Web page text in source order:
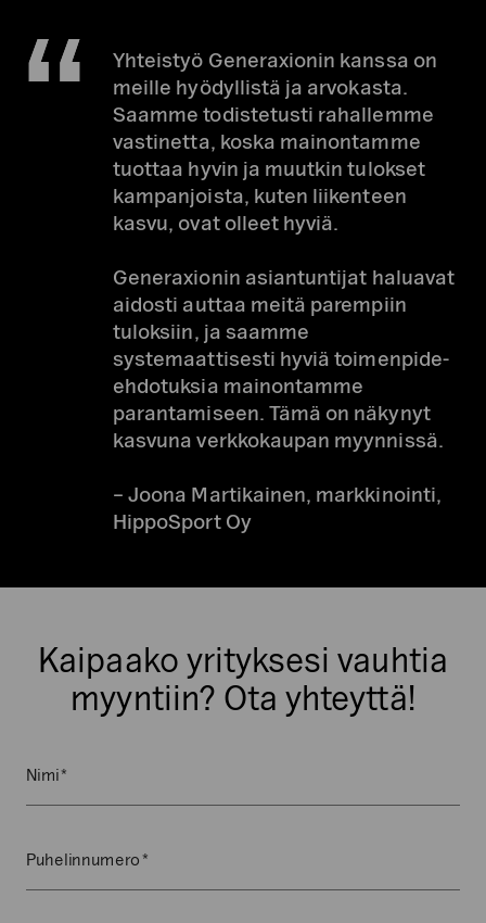
Yhteistyö Generaxionin kanssa on
meille hyödyllistä ja arvokasta.
Saamme todistetusti rahallemme
vastinetta, koska mainontamme
tuottaa hyvin ja muutkin tulokset
kampanjoista, kuten liikenteen
kasvu, ovat olleet hyviä.
Generaxionin asiantuntijat haluavat
aidosti auttaa meitä parempiin
tuloksiin, ja saamme
systemaattisesti hyviä toimenpide-
ehdotuksia mainontamme
parantamiseen. Tämä on näkynyt
kasvuna verkkokaupan myynnissä.
– Joona Martikainen, markkinointi,
HippoSport Oy
Kaipaako yrityksesi vauhtia
myyntiin? Ota yhteyttä!
Nimi
Puhelinnumero
Name